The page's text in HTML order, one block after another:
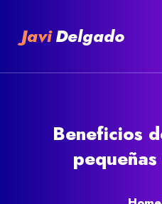
JaviDelgado
Beneficios